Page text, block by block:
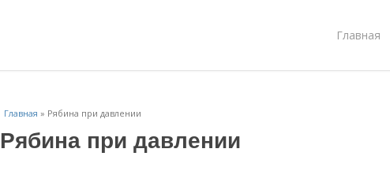
Главная
Главная » Рябина при давлении
Рябина при давлении